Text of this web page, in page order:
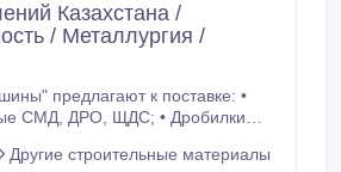
Казахстана /
/ Металлургия /
предлагают к поставке: •
• Дробилки
ДРС, ДРК; •
Другие строительные материалы